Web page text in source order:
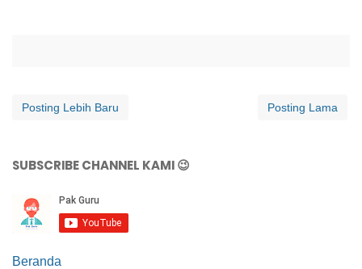
Posting Lebih Baru Posting Lama
SUBSCRIBE CHANNEL KAMI 😉
Beranda